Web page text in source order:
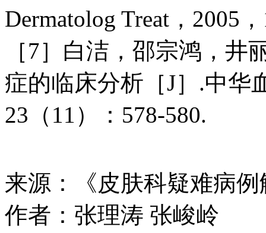
Dermatolog Treat，2005
［7］白洁，邵宗鸿，井
症的临床分析［J］.中华
23（11）：578-580.
来源：《皮肤科疑难病例
作者：张理涛 张峻岭